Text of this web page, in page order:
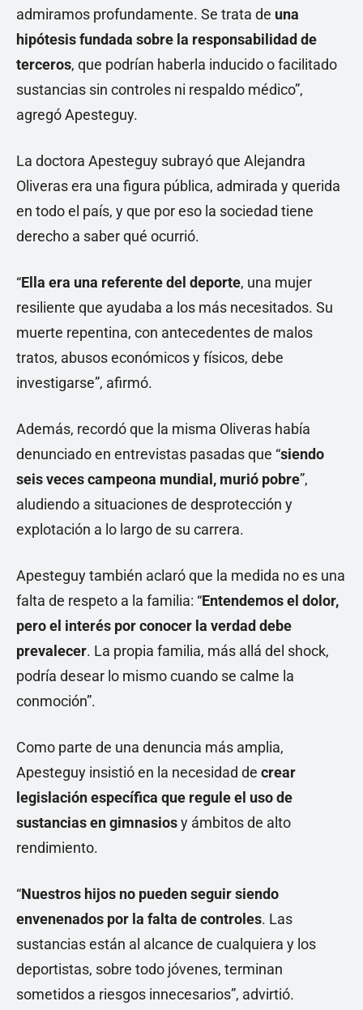
admiramos profundamente. Se trata de una
hipótesis fundada sobre la responsabilidad de
terceros, que podrían haberla inducido o facilitado
sustancias sin controles ni respaldo médico”,
agregó Apesteguy.
La doctora Apesteguy subrayó que Alejandra
Oliveras era una figura pública, admirada y querida
en todo el país, y que por eso la sociedad tiene
derecho a saber qué ocurrió.
“Ella era una referente del deporte, una mujer
resiliente que ayudaba a los más necesitados. Su
muerte repentina, con antecedentes de malos
tratos, abusos económicos y físicos, debe
investigarse”, afirmó.
Además, recordó que la misma Oliveras había
denunciado en entrevistas pasadas que “siendo
seis veces campeona mundial, murió pobre”,
aludiendo a situaciones de desprotección y
explotación a lo largo de su carrera.
Apesteguy también aclaró que la medida no es una
falta de respeto a la familia: “Entendemos el dolor,
pero el interés por conocer la verdad debe
prevalecer. La propia familia, más allá del shock,
podría desear lo mismo cuando se calme la
conmoción”.
Como parte de una denuncia más amplia,
Apesteguy insistió en la necesidad de crear
legislación específica que regule el uso de
sustancias en gimnasiosy ámbitos de alto
rendimiento.
“Nuestros hijos no pueden seguir siendo
envenenados por la falta de controles. Las
sustancias están al alcance de cualquiera y los
deportistas, sobre todo jóvenes, terminan
sometidos a riesgos innecesarios”, advirtió.